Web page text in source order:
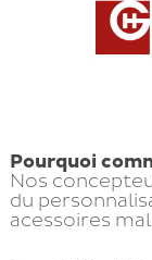
Pourquoi
Nos
du
acessoires